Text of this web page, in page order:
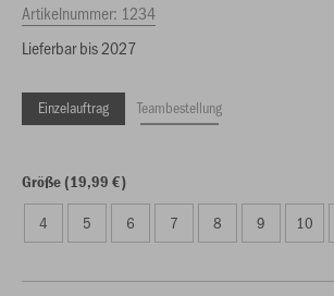
Artikelnummer: 1234
Lieferbar bis 2027
Einzelauftrag Teambestellung
Größe (19,99 €)
4 5 6 7 8 9 10